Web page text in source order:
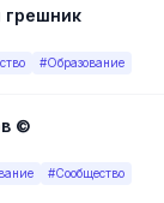
грешник
#Образование
©
#Сообщество